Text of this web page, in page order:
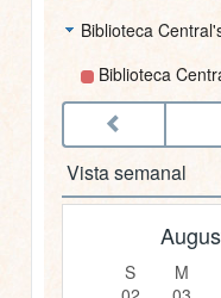
Biblioteca
Biblioteca
07:00
08:00